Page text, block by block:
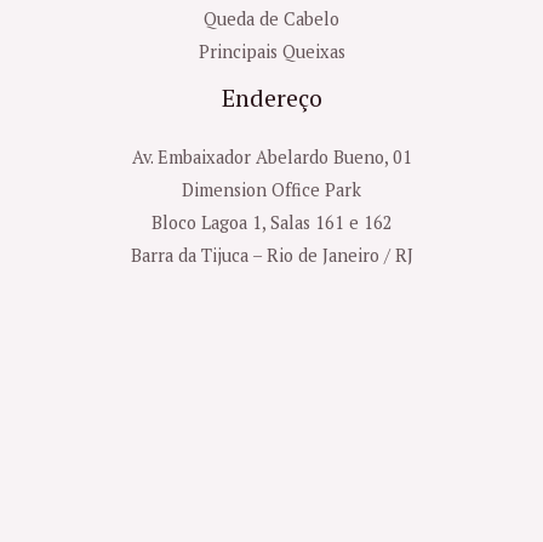
Queda de Cabelo
Principais Queixas
Endereço
Av. Embaixador Abelardo Bueno, 01
Dimension Office Park
Bloco Lagoa 1, Salas 161 e 162
Barra da Tijuca – Rio de Janeiro / RJ